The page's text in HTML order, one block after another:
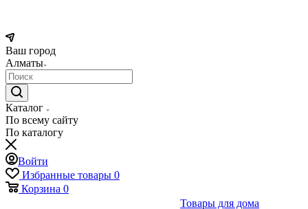
Ваш город
Алматы
Каталог
По всему сайту
По каталогу
Войти
Избранные товары 0
Корзина 0
Товары для дома